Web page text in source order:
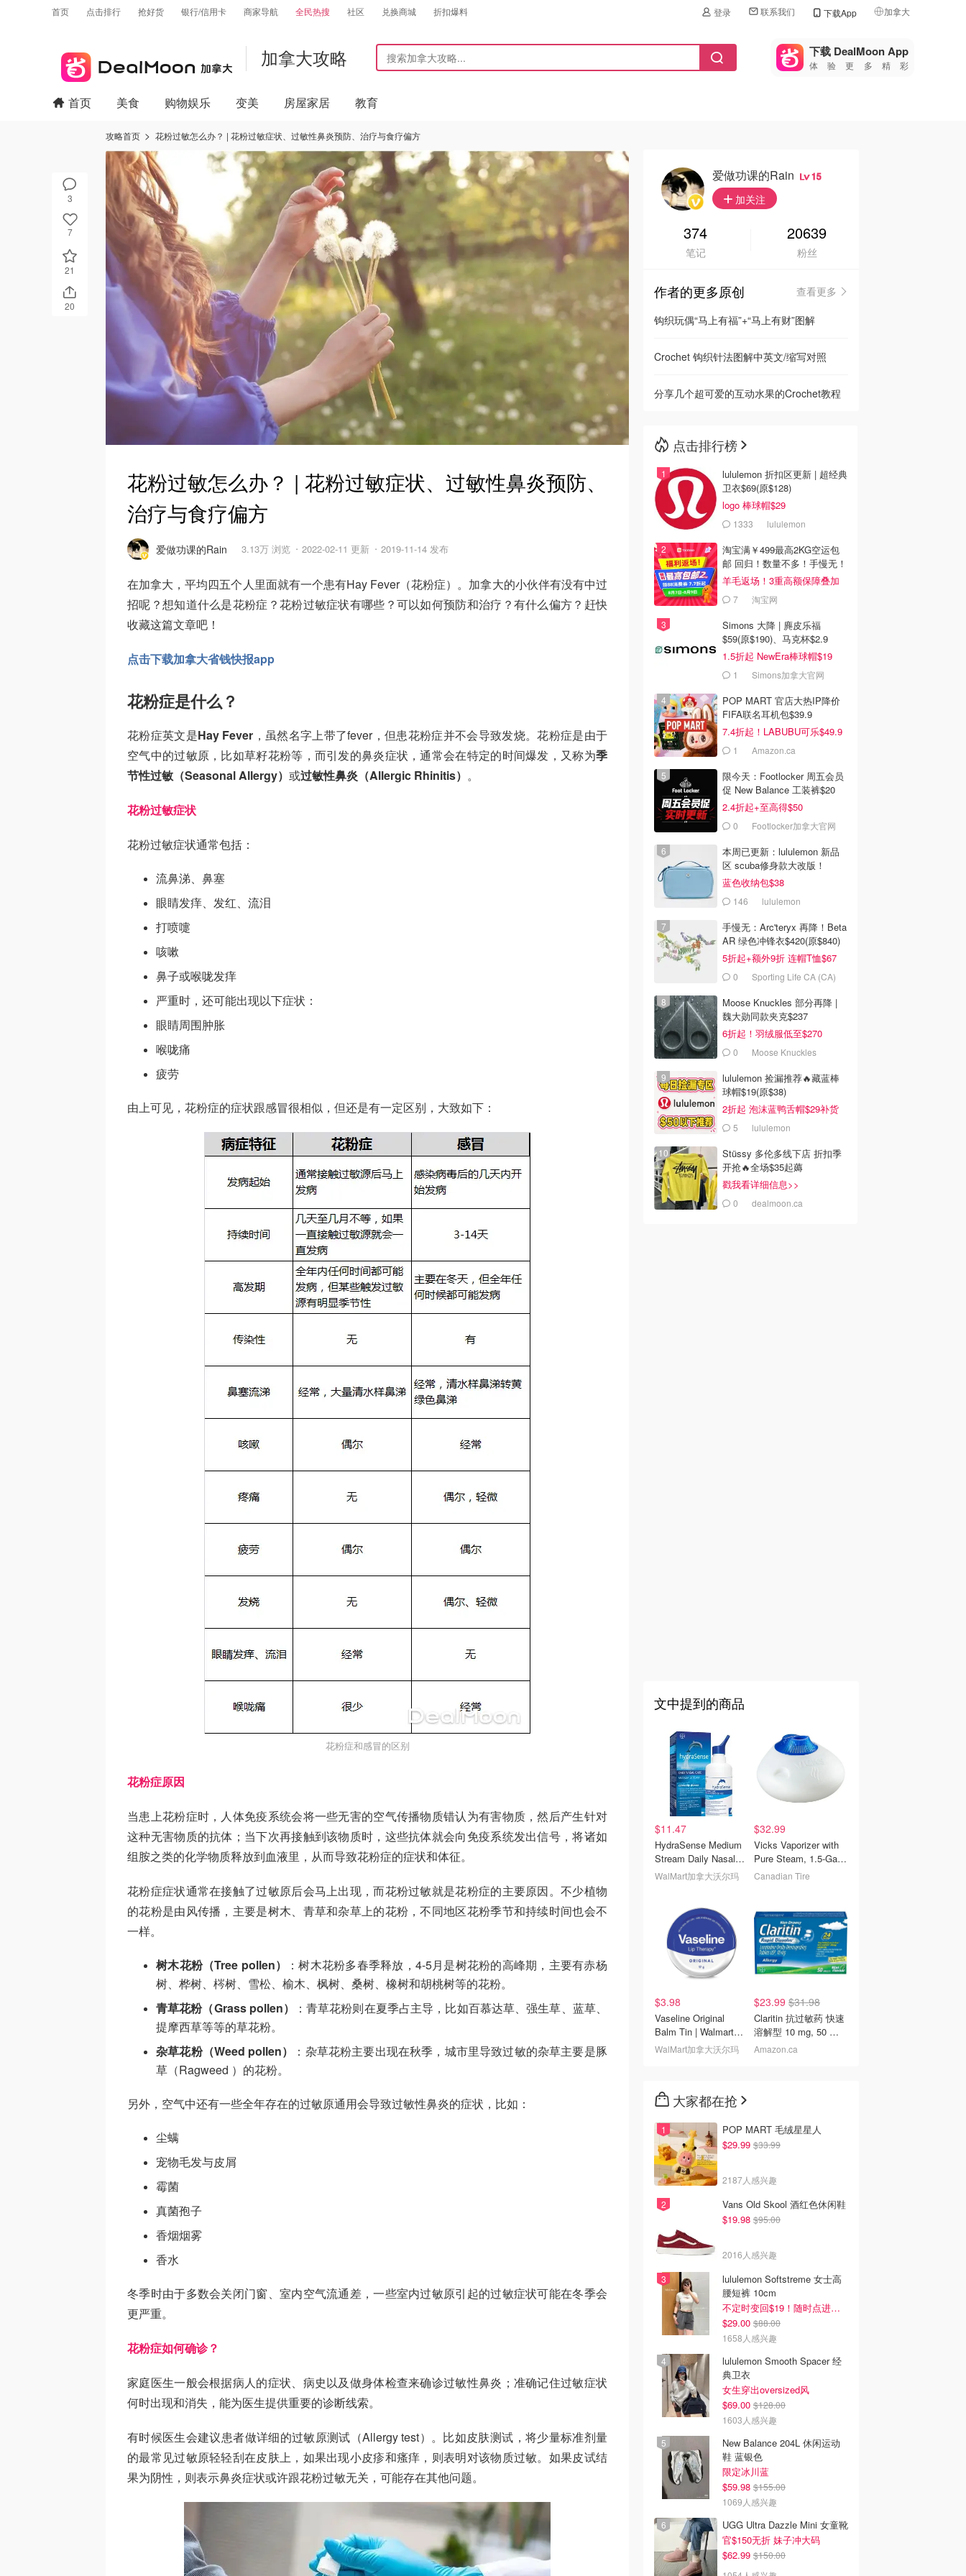
首页 点击排行 抢好货 银行/信用卡 商家导航 全民热搜 社区 兑换商城 折扣爆料 登录 联系我们 下载App 加拿大
🇺🇸
美国
🇨🇳中国
🇩🇪
🇮🇹
🇦🇺
🇳🇿新西兰
加拿大攻略 下载 DealMoon App
体验更多精彩
3
7
21
20
首页 美食 购物娱乐 变美 房屋家居 教育
攻略首页 花粉过敏怎么办？ | 花粉过敏症状、过敏性鼻炎预防、治疗与食疗偏方
花粉过敏怎么办？ | 花粉过敏症状、过敏性鼻炎预防、
治疗与食疗偏方
爱做功课的Rain 3.13万 浏览 2022-02-11 更新 2019-11-14 发布
在加拿大，平均四五个人里面就有一个患有Hay Fever（花粉症）。加拿大的小伙伴有没有中过
招呢？想知道什么是花粉症？花粉过敏症状有哪些？可以如何预防和治疗？有什么偏方？赶快
收藏这篇文章吧！
点击下载加拿大省钱快报app
花粉症是什么？
花粉症英文是Hay Fever ，虽然名字上带了fever，但患花粉症并不会导致发烧。花粉症是由于
空气中的过敏原，比如草籽花粉等，而引发的鼻炎症状，通常会在特定的时间爆发，又称为季
节性过敏（Seasonal Allergy） 或过敏性鼻炎（Allergic Rhinitis） 。
花粉过敏症状
花粉过敏症状通常包括：
流鼻涕、鼻塞
眼睛发痒、发红、流泪
打喷嚏
咳嗽
鼻子或喉咙发痒
严重时，还可能出现以下症状：
眼睛周围肿胀
喉咙痛
疲劳
由上可见，花粉症的症状跟感冒很相似，但还是有一定区别，大致如下：
花粉症和感冒的区别
花粉症原因
当患上花粉症时，人体免疫系统会将一些无害的空气传播物质错认为有害物质，然后产生针对
这种无害物质的抗体；当下次再接触到该物质时，这些抗体就会向免疫系统发出信号，将诸如
组胺之类的化学物质释放到血液里，从而导致花粉症的症状和体征。
花粉症症状通常在接触了过敏原后会马上出现，而花粉过敏就是花粉症的主要原因。不少植物
的花粉是由风传播，主要是树木、青草和杂草上的花粉，不同地区花粉季节和持续时间也会不
一样。
树木花粉（Tree pollen）
：树木花粉多春季释放，4-5月是树花粉的高峰期，主要有赤杨
树、桦树、梣树、雪松、榆木、枫树、桑树、橡树和胡桃树等的花粉。
青草花粉（Grass pollen）
：青草花粉则在夏季占主导，比如百慕达草、强生草、蓝草、
提摩西草等等的草花粉。
杂草花粉（Weed pollen）
：杂草花粉主要出现在秋季，城市里导致过敏的杂草主要是豚
草（Ragweed ）的花粉。
另外，空气中还有一些全年存在的过敏原通用会导致过敏性鼻炎的症状，比如：
尘螨
宠物毛发与皮屑
霉菌
真菌孢子
香烟烟雾
香水
冬季时由于多数会关闭门窗、室内空气流通差，一些室内过敏原引起的过敏症状可能在冬季会
更严重。
花粉症如何确诊？
家庭医生一般会根据病人的症状、病史以及做身体检查来确诊过敏性鼻炎；准确记住过敏症状
何时出现和消失，能为医生提供重要的诊断线索。
有时候医生会建议患者做详细的过敏原测试（Allergy test）。比如皮肤测试，将少量标准剂量
的最常见过敏原轻轻刮在皮肤上，如果出现小皮疹和瘙痒，则表明对该物质过敏。如果皮试结
果为阴性，则表示鼻炎症状或许跟花粉过敏无关，可能存在其他问题。
爱做功课的Rain 15
加关注
374
笔记
20639
粉丝
作者的更多原创
查看更多
钩织玩偶“马上有福”+“马上有财”图解
Crochet 钩织针法图解中英文/缩写对照
分享几个超可爱的互动水果的Crochet教程
点击排行榜
lululemon 折扣区更新 | 超经典
卫衣$69(原$128)
logo 棒球帽$29
1333 lululemon
淘宝满￥499最高2KG空运包
邮 回归！数量不多！手慢无！
羊毛返场！3重高额保障叠加
7 淘宝网
Simons 大降 | 麂皮乐福
$59(原$190)、马克杯$2.9
1.5折起 NewEra棒球帽$19
1 Simons加拿大官网
POP MART 官店大热IP降价
FIFA联名耳机包$39.9
7.4折起！LABUBU可乐$49.9
1 Amazon.ca
限今天：Footlocker 周五会员
促 New Balance 工装裤$20
2.4折起+至高得$50
0 Footlocker加拿大官网
本周已更新：lululemon 新品
区 scuba修身款大改版！
蓝色收纳包$38
146 lululemon
手慢无：Arc'teryx 再降！Beta
AR 绿色冲锋衣$420(原$840)
5折起+额外9折 连帽T恤$67
0 Sporting Life CA (CA)
Moose Knuckles 部分再降 |
魏大勋同款夹克$237
6折起！羽绒服低至$270
0 Moose Knuckles
lululemon 捡漏推荐🔥藏蓝棒
球帽$19(原$38)
2折起 泡沫蓝鸭舌帽$29补货
5 lululemon
Stüssy 多伦多线下店 折扣季
开抢🔥全场$35起薅
戳我看详细信息>>
0 dealmoon.ca
文中提到的商品
$11.47
HydraSense Medium
Stream Daily Nasal
Care Spray | Walmart
WalMart加拿大沃尔玛
$32.99
Vicks Vaporizer with
Pure Steam, 1.5-Gal
Canadian Tire
Canadian Tire
$3.98
Vaseline Original
Balm Tin | Walmart
Canada
WalMart加拿大沃尔玛
$23.99 $31.98
Claritin 抗过敏药 快速
溶解型 10 mg, 50 片
不犯困
Amazon.ca
大家都在抢
POP MART 毛绒星星人
$29.99 $33.99
2187人感兴趣
Vans Old Skool 酒红色休闲鞋
$19.98 $95.00
2016人感兴趣
lululemon Softstreme 女士高
腰短裤 10cm
不定时变回$19！随时点进来看
$29.00 $88.00
1658人感兴趣
lululemon Smooth Spacer 经
典卫衣
女生穿出oversized风
$69.00 $128.00
1603人感兴趣
New Balance 204L 休闲运动
鞋 蓝银色
限定冰川蓝
$59.98 $155.00
1069人感兴趣
UGG Ultra Dazzle Mini 女童靴
官$150无折 妹子冲大码
$62.99 $150.00